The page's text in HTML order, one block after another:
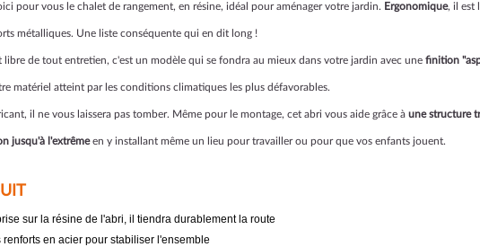
pour vous le chalet de rangement, en résine, idéal pour aménager votre jardin. Ergonomique, il est
métalliques. Une liste conséquente qui en dit long !
libre de tout entretien, c'est un modèle qui se fondra au mieux dans votre jardin avec une finition
matériel atteint par les conditions climatiques les plus défavorables.
il ne vous laissera pas tomber. Même pour le montage, cet abri vous aide grâce à une structure
jusqu'à l'extrêmeen y installant même un lieu pour travailler ou pour que vos enfants jouent.
sur la résine de l'abri, il tiendra durablement la route
en acier pour stabiliser l'ensemble